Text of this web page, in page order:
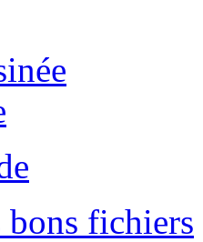
bons fichiers